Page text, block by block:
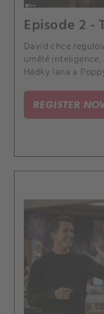
Episode 2 -
David chce
umělé
Hádky Iana a
REGISTER